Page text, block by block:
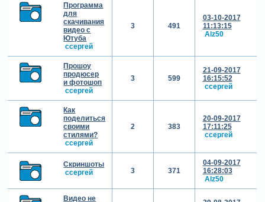
Программа
для
скачивания
видео с
Ютуба
cсергей
3 491
03-10-2017
11:13:15
Alz50
Прошоу
продюсер
и фотошоп
cсергей
3 599
21-09-2017
16:15:52
cсергей
Как
поделиться
своими
стилями?
cсергей
2 383
20-09-2017
17:11:25
cсергей
Скриншоты
cсергей
3 371
04-09-2017
16:28:03
Alz50
Видео не